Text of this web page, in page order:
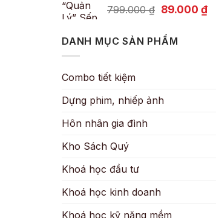
799.000₫ Giá
là:
799.000 ₫.
89.000 ₫Giá
DANH MỤC SẢN PHẨM
Combo tiết kiệm
Dựng phim, nhiếp ảnh
Hôn nhân gia đình
Kho Sách Quý
Khoá học đầu tư
Khoá học kinh doanh
Khoá học kỹ năng mềm